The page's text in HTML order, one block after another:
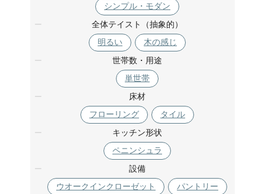
シンプル・モダン
全体テイスト（抽象的）
明るい
木の感じ
世帯数・用途
単世帯
床材
フローリング
タイル
キッチン形状
ペニンシュラ
設備
ウオークインクローゼット
パントリー